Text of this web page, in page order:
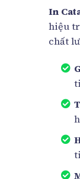
In
hiệu
chất